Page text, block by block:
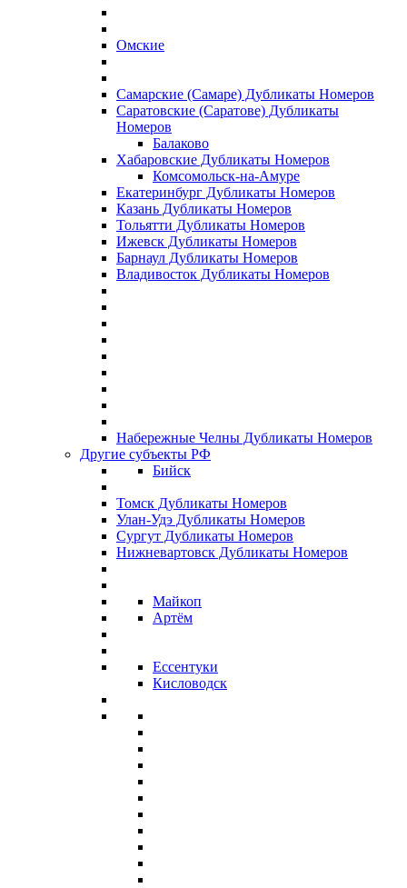
Омские
Самарские (Самаре) Дубликаты Номеров
Саратовские (Саратове) Дубликаты
Номеров
Балаково
Хабаровские Дубликаты Номеров
Комсомольск-на-Амуре
Екатеринбург Дубликаты Номеров
Казань Дубликаты Номеров
Тольятти Дубликаты Номеров
Ижевск Дубликаты Номеров
Барнаул Дубликаты Номеров
Владивосток Дубликаты Номеров
Набережные Челны Дубликаты Номеров
Другие субъекты РФ
Бийск
Томск Дубликаты Номеров
Улан-Удэ Дубликаты Номеров
Сургут Дубликаты Номеров
Нижневартовск Дубликаты Номеров
Майкоп
Артём
Ессентуки
Кисловодск